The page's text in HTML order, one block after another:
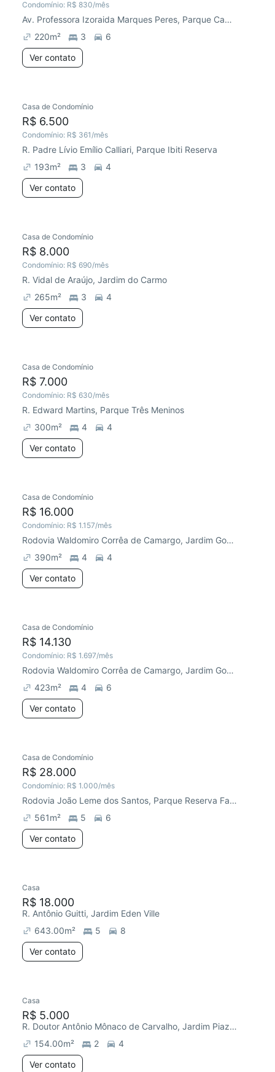
Condomínio: R$ 830/mês
Av. Professora Izoraida Marques Peres, Parque Campolim
220m² 3
6
Ver contato
Casa de Condomínio
R$ 6.500
Condomínio: R$ 361/mês
R. Padre Lívio Emílio Calliari, Parque Ibiti Reserva
193m² 3
4
Ver contato
Casa de Condomínio
R$ 8.000
Condomínio: R$ 690/mês
R. Vidal de Araújo, Jardim do Carmo
265m² 3
4
Ver contato
Casa de Condomínio
R$ 7.000
Condomínio: R$ 630/mês
R. Edward Martins, Parque Três Meninos
300m² 4
4
Ver contato
Casa de Condomínio
R$ 16.000
Condomínio: R$ 1.157/mês
Rodovia Waldomiro Corrêa de Camargo, Jardim Gonçalves
390m² 4
4
Ver contato
Casa de Condomínio
R$ 14.130
Condomínio: R$ 1.697/mês
Rodovia Waldomiro Corrêa de Camargo, Jardim Gonçalves
423m² 4
6
Ver contato
Casa de Condomínio
R$ 28.000
Condomínio: R$ 1.000/mês
Rodovia João Leme dos Santos, Parque Reserva Fazenda Imperial
561m² 5
6
Ver contato
Casa
R$ 18.000
R. Antônio Guitti, Jardim Eden Ville
643.00m² 5
8
Ver contato
Casa
R$ 5.000
R. Doutor Antônio Mônaco de Carvalho, Jardim Piazza Di Roma II
154.00m² 2
4
Ver contato